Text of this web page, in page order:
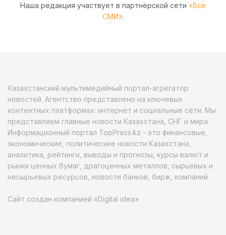
Наша редакция участвует в партнёрской сети «Все
СМИ».
Казахстанский мультимедийный портал-агрегатор
новостей. Агентство представлено на ключевых
контентных платформах: интернет и социальные сети. Мы
представляем главные новости Казахстана, СНГ и мира.
Информационный портал TopPress.kz - это финансовые,
экономические, политические новости Казахстана,
аналитика, рейтинги, выводы и прогнозы, курсы валют и
рынки ценных бумаг, драгоценных металлов, сырьевых и
несырьевых ресурсов, новости банков, бирж, компаний.
Сайт создан компанией «Digital idea»